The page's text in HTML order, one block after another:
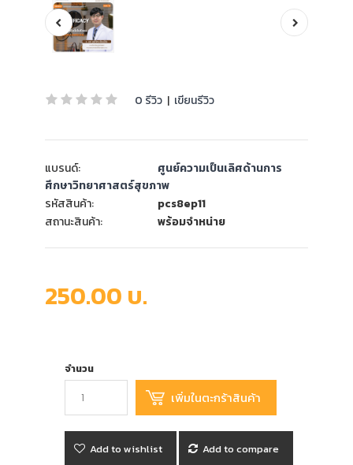
0 รีวิว | เขียนรีวิว
แบรนด์:
ศูนย์ความเป็นเลิศด้านการ
ศึกษาวิทยาศาสตร์สุขภาพ
รหัสสินค้า:
pcs8ep11
สถานะสินค้า:
พร้อมจำหน่าย
250.00 บ.
จำนวน
Add to wishlist Add to compare